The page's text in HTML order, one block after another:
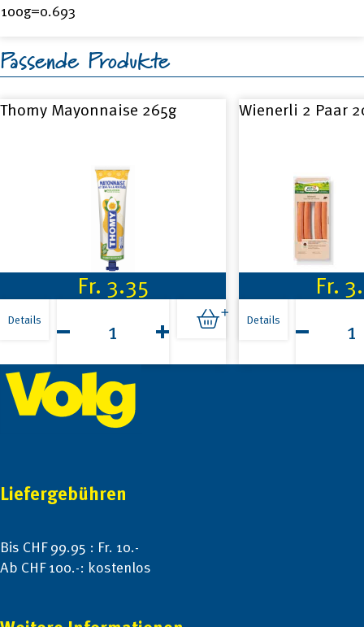
100g=0.693
Passende Produkte
Thomy Mayonnaise 265g
Fr. 3.35
Details
265g
Wienerli 2 Paar
Fr.
Details
Paar
Menge
Footer
Liefergebühren
Bis CHF 99.95 : Fr. 10.-
Ab CHF 100.-: kostenlos